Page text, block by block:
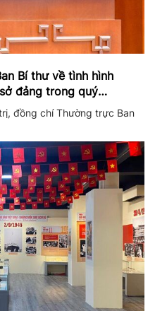
Bí thư về tình hình
đảng trong quý
đồng chí Thường trực Ban